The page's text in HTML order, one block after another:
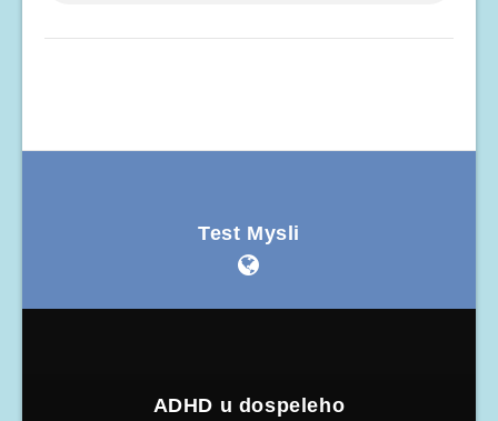
Test Mysli
ADHD u dospeleho